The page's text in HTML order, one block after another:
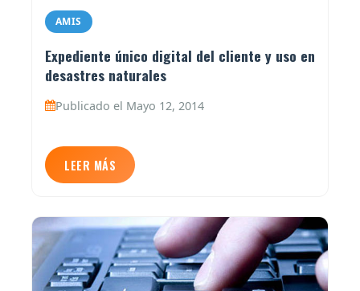
AMIS
Expediente único digital del cliente y uso en
desastres naturales
Publicado el Mayo 12, 2014
LEER MÁS